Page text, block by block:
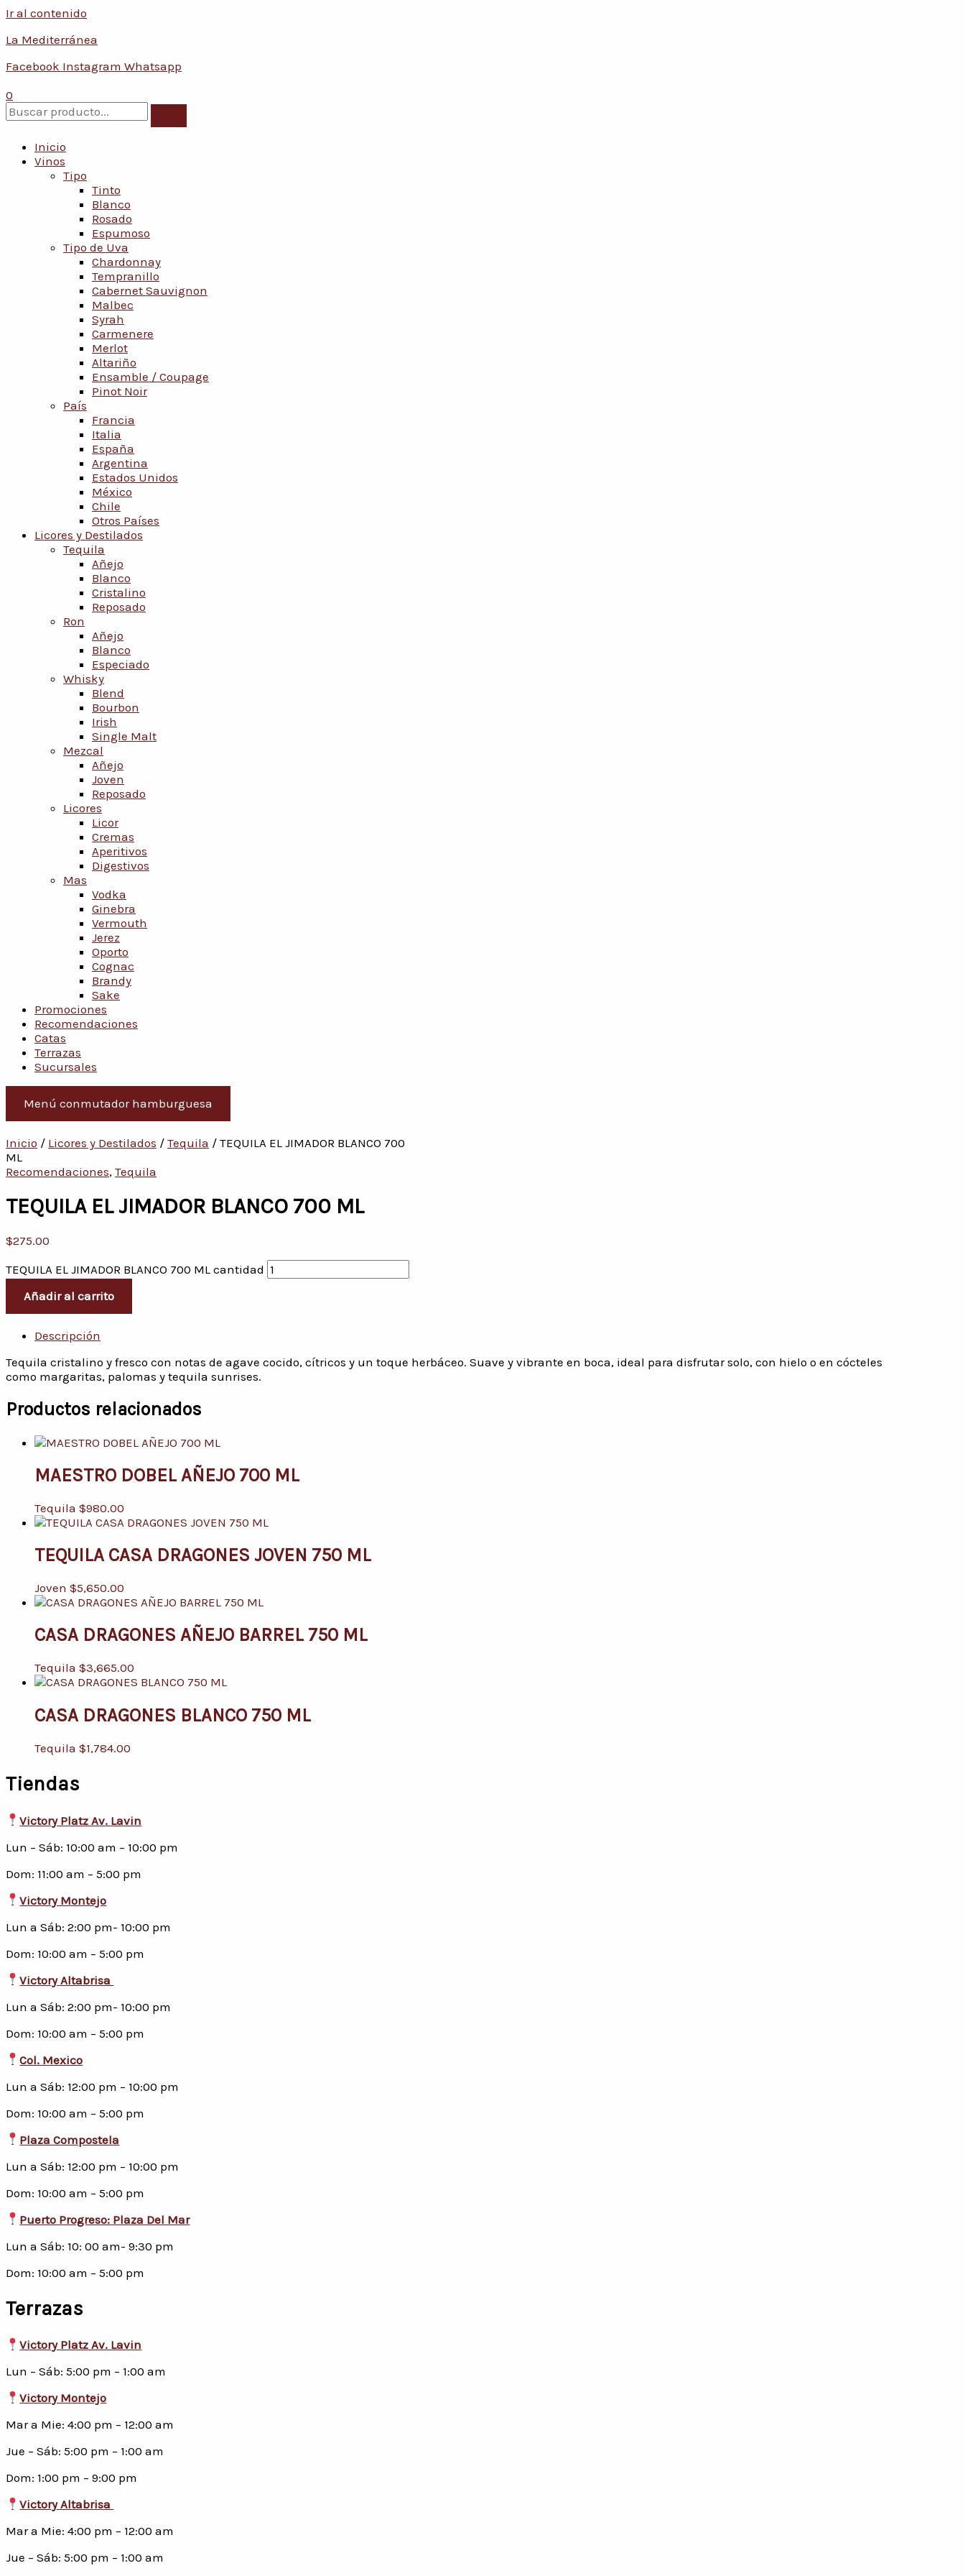
Ir al contenido
La Mediterránea
Facebook Instagram Whatsapp
0
Inicio
Vinos
Tipo
Tinto
Blanco
Rosado
Espumoso
Tipo de Uva
Chardonnay
Tempranillo
Cabernet Sauvignon
Malbec
Syrah
Carmenere
Merlot
Altariño
Ensamble / Coupage
Pinot Noir
País
Francia
Italia
España
Argentina
Estados Unidos
México
Chile
Otros Países
Licores y Destilados
Tequila
Añejo
Blanco
Cristalino
Reposado
Ron
Añejo
Blanco
Especiado
Whisky
Blend
Bourbon
Irish
Single Malt
Mezcal
Añejo
Joven
Reposado
Licores
Licor
Cremas
Aperitivos
Digestivos
Mas
Vodka
Ginebra
Vermouth
Jerez
Oporto
Cognac
Brandy
Sake
Promociones
Recomendaciones
Catas
Terrazas
Sucursales
Menú conmutador hamburguesa
Inicio / Licores y Destilados / Tequila / TEQUILA EL JIMADOR BLANCO 700
ML
Recomendaciones, Tequila
TEQUILA EL JIMADOR BLANCO 700 ML
$275.00
TEQUILA EL JIMADOR BLANCO 700 ML cantidad
Añadir al carrito
Descripción
Tequila cristalino y fresco con notas de agave cocido, cítricos y un toque herbáceo. Suave y vibrante en boca, ideal para disfrutar solo, con hielo o en cócteles
como margaritas, palomas y tequila sunrises.
Productos relacionados
MAESTRO DOBEL AÑEJO 700 ML
Tequila $980.00
TEQUILA CASA DRAGONES JOVEN 750 ML
Joven $5,650.00
CASA DRAGONES AÑEJO BARREL 750 ML
Tequila $3,665.00
CASA DRAGONES BLANCO 750 ML
Tequila $1,784.00
Tiendas
Victory Platz Av. Lavin
Lun – Sáb: 10:00 am – 10:00 pm
Dom: 11:00 am – 5:00 pm
Victory Montejo
Lun a Sáb: 2:00 pm- 10:00 pm
Dom: 10:00 am – 5:00 pm
Victory Altabrisa
Lun a Sáb: 2:00 pm- 10:00 pm
Dom: 10:00 am – 5:00 pm
Col. Mexico
Lun a Sáb: 12:00 pm – 10:00 pm
Dom: 10:00 am – 5:00 pm
Plaza Compostela
Lun a Sáb: 12:00 pm – 10:00 pm
Dom: 10:00 am – 5:00 pm
Puerto Progreso: Plaza Del Mar
Lun a Sáb: 10: 00 am- 9:30 pm
Dom: 10:00 am – 5:00 pm
Terrazas
Victory Platz Av. Lavin
Lun – Sáb: 5:00 pm – 1:00 am
Victory Montejo
Mar a Mie: 4:00 pm – 12:00 am
Jue – Sáb: 5:00 pm – 1:00 am
Dom: 1:00 pm – 9:00 pm
Victory Altabrisa
Mar a Mie: 4:00 pm – 12:00 am
Jue – Sáb: 5:00 pm – 1:00 am